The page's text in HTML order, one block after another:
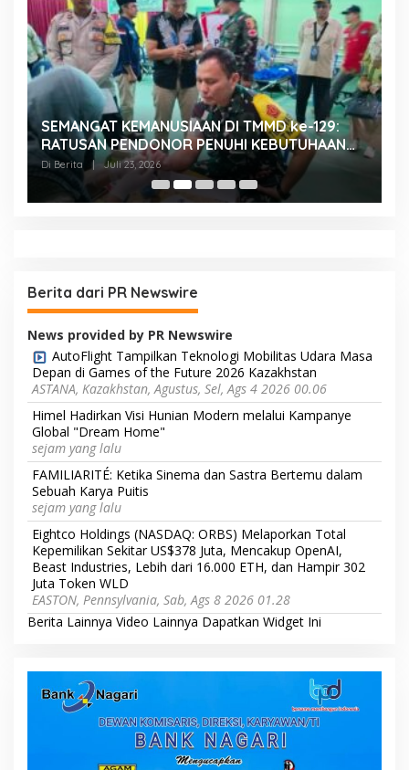
SEMANGAT KEMANUSIAAN DI TMMD ke-129:
RATUSAN PENDONOR PENUHI KEBUTUHAAN
STOK DARAH
Di Berita | Juli 23, 2026
Berita dari PR Newswire
News provided by PR Newswire
AutoFlight Tampilkan Teknologi Mobilitas Udara Masa
Depan di Games of the Future 2026 Kazakhstan
ASTANA, Kazakhstan, Agustus, Sel, Ags 4 2026 00.06
Himel Hadirkan Visi Hunian Modern melalui Kampanye
Global "Dream Home"
sejam yang lalu
FAMILIARITÉ: Ketika Sinema dan Sastra Bertemu dalam
Sebuah Karya Puitis
sejam yang lalu
Eightco Holdings (NASDAQ: ORBS) Melaporkan Total
Kepemilikan Sekitar US$378 Juta, Mencakup OpenAI,
Beast Industries, Lebih dari 16.000 ETH, dan Hampir 302
Juta Token WLD
EASTON, Pennsylvania, Sab, Ags 8 2026 01.28
Berita Lainnya Video Lainnya Dapatkan Widget Ini